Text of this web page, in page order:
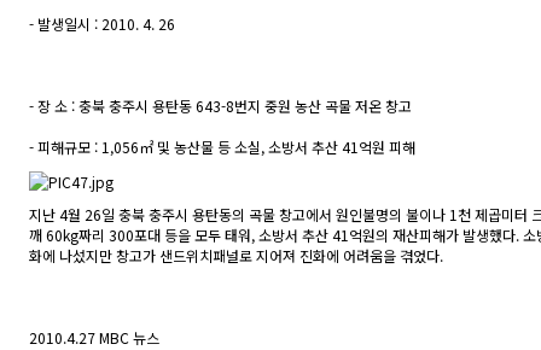
- 발생일시 : 2010. 4. 26
- 장 소 : 충북 충주시 용탄동 643-8번지 중원 농산 곡물 저온 창고
- 피해규모 : 1,056㎡ 및 농산물 등 소실, 소방서 추산 41억원 피해
지난 4월 26일 충북 충주시 용탄동의 곡물 창고에서 원인불명의 불이나 1천 제곱미터
깨 60kg짜리 300포대 등을 모두 태워, 소방서 추산 41억원의 재산피해가 발생했다.
화에 나섰지만 창고가 샌드위치패널로 지어져 진화에 어려움을 겪었다.
­2010.4.27 MBC 뉴스­